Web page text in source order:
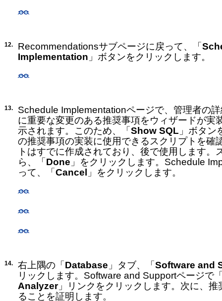
12. Recommendationsサブページに戻って、「
Implementation 」ボタンをクリックします。
13.
Schedule Implementationページで、管理者の
に重要な変更のある推奨事項をウィザードが実
示されます。このため、「 Show SQL 」ボタン
の推奨事項の実装に使用できるスクリプトを確
トはすでに作成されており、後で使用します。
ら、「 Done 」をクリックします。Schedule
って、「 Cancel 」をクリックします。
14. 右上隅の「 Database 」タブ、「 Software and
リックします。Software and Supportページで
Analyzer」リンクをクリックします。次に、
ることを証明します。